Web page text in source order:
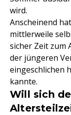
wird.
Anscheinend
mittlerweile
sicher Zeit zum
der jüngeren
eingeschlichen
kannte.
Will sich